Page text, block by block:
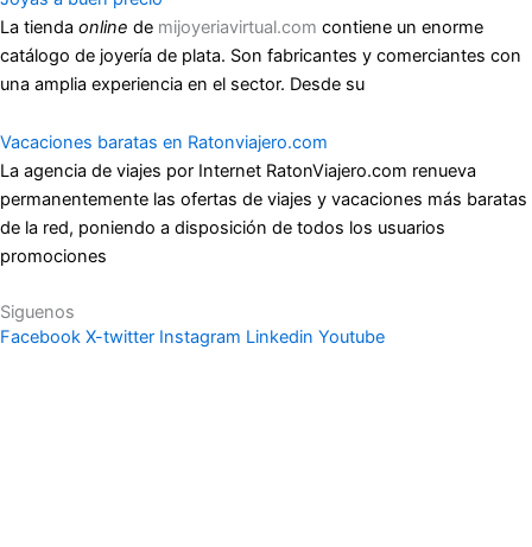
La tienda online de mijoyeriavirtual.com contiene un enorme
catálogo de joyería de plata. Son fabricantes y comerciantes con
una amplia experiencia en el sector. Desde su
Vacaciones baratas en Ratonviajero.com
La agencia de viajes por Internet RatonViajero.com renueva
permanentemente las ofertas de viajes y vacaciones más baratas
de la red, poniendo a disposición de todos los usuarios
promociones
Siguenos
Facebook X-twitter Instagram Linkedin Youtube